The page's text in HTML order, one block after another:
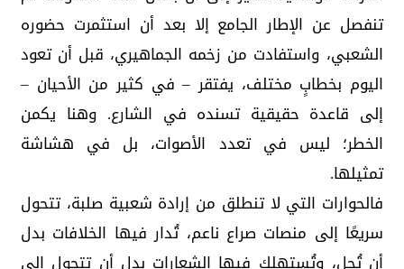
تنفصل عن الإطار الجامع إلا بعد أن استثمرت حضوره
الشعبي، واستفادت من زخمه الجماهيري، قبل أن تعود
اليوم بخطابٍ مختلف، يفتقر – في كثير من الأحيان –
إلى قاعدة حقيقية تسنده في الشارع. وهنا يكمن
الخطر؛ ليس في تعدد الأصوات، بل في هشاشة
تمثيلها.
فالحوارات التي لا تنطلق من إرادة شعبية صلبة، تتحول
سريعًا إلى منصات صراع ناعم، تُدار فيها الخلافات بدل
أن تُحل، وتُستهلك فيها الشعارات بدل أن تتحول إلى